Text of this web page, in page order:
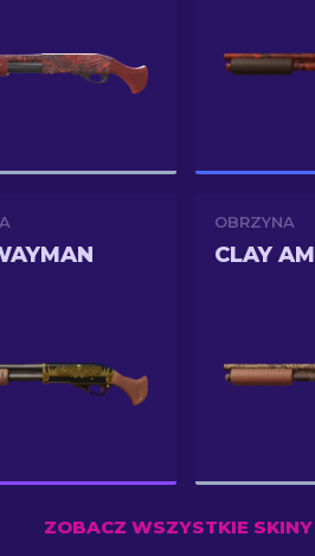
OBRZYNA
CLAY
ZOBACZ WSZYSTKIE